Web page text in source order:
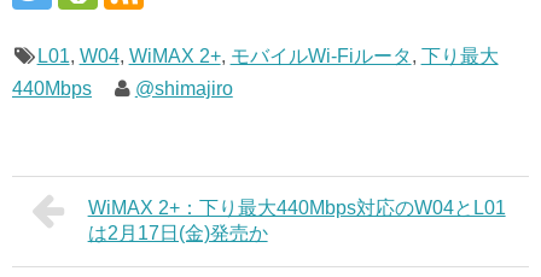
L01, W04, WiMAX 2+, モバイルWi-Fiルータ, 下り最大
440Mbps
@shimajiro
WiMAX 2+：下り最大440Mbps対応のW04とL01
は2月17日(金)発売か